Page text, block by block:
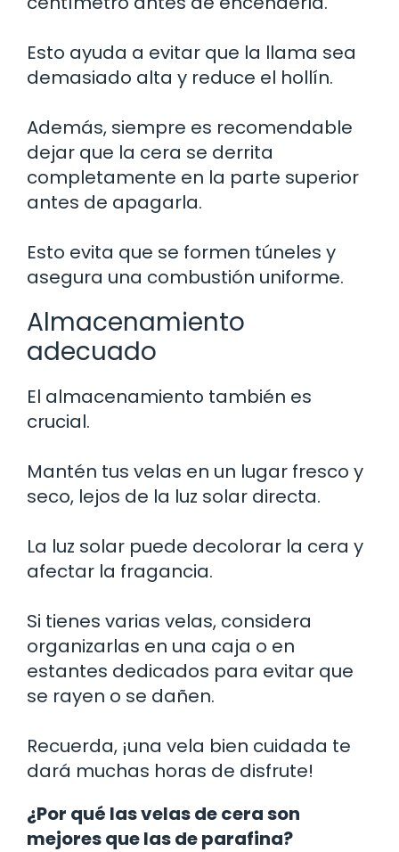
Esto ayuda a evitar que la llama sea
demasiado alta y reduce el hollín.
Además, siempre es recomendable
dejar que la cera se derrita
completamente en la parte superior
antes de apagarla.
Esto evita que se formen túneles y
asegura una combustión uniforme.
Almacenamiento
adecuado
El almacenamiento también es
crucial.
Mantén tus velas en un lugar fresco y
seco, lejos de la luz solar directa.
La luz solar puede decolorar la cera y
afectar la fragancia.
Si tienes varias velas, considera
organizarlas en una caja o en
estantes dedicados para evitar que
se rayen o se dañen.
Recuerda, ¡una vela bien cuidada te
dará muchas horas de disfrute!
¿Por qué las velas de cera son
mejores que las de parafina?